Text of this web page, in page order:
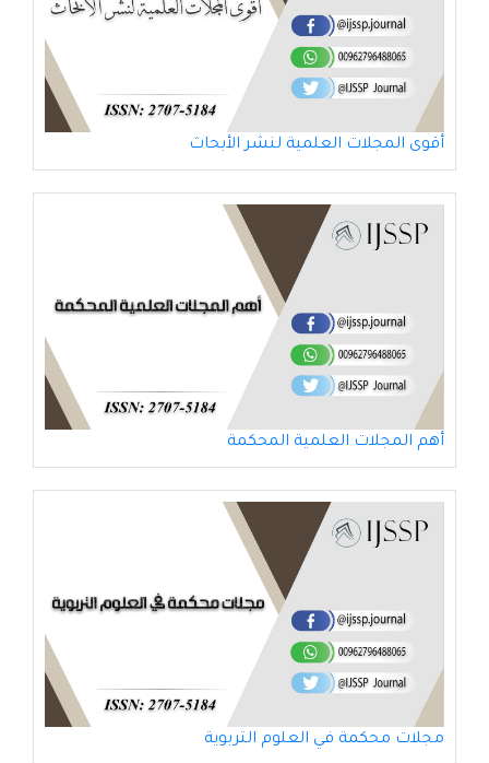
أقوى المجلات العلمية لنشر الأبحاث
أهم المجلات العلمية المحكمة
مجلات محكمة في العلوم التربوية